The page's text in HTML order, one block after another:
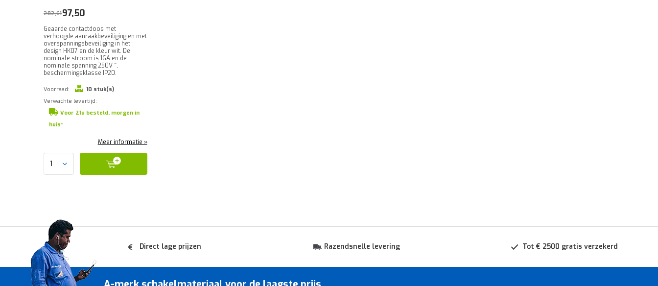
Geaarde contactdoos met
verhoogde aanraakbeveiliging en met
overspanningsbeveiliging in het
design HK07 en de kleur wit. De
nominale stroom is 16A en de
nominale spanning 250V ~,
beschermingsklasse IP20.
Voorraad:
10 stuk(s)
Verwachte levertijd:
Voor 21u besteld, morgen in
huis*
282,6197,50
Meer informatie »
Direct lage prijzen Razendsnelle levering Tot € 2500 gratis verzekerd